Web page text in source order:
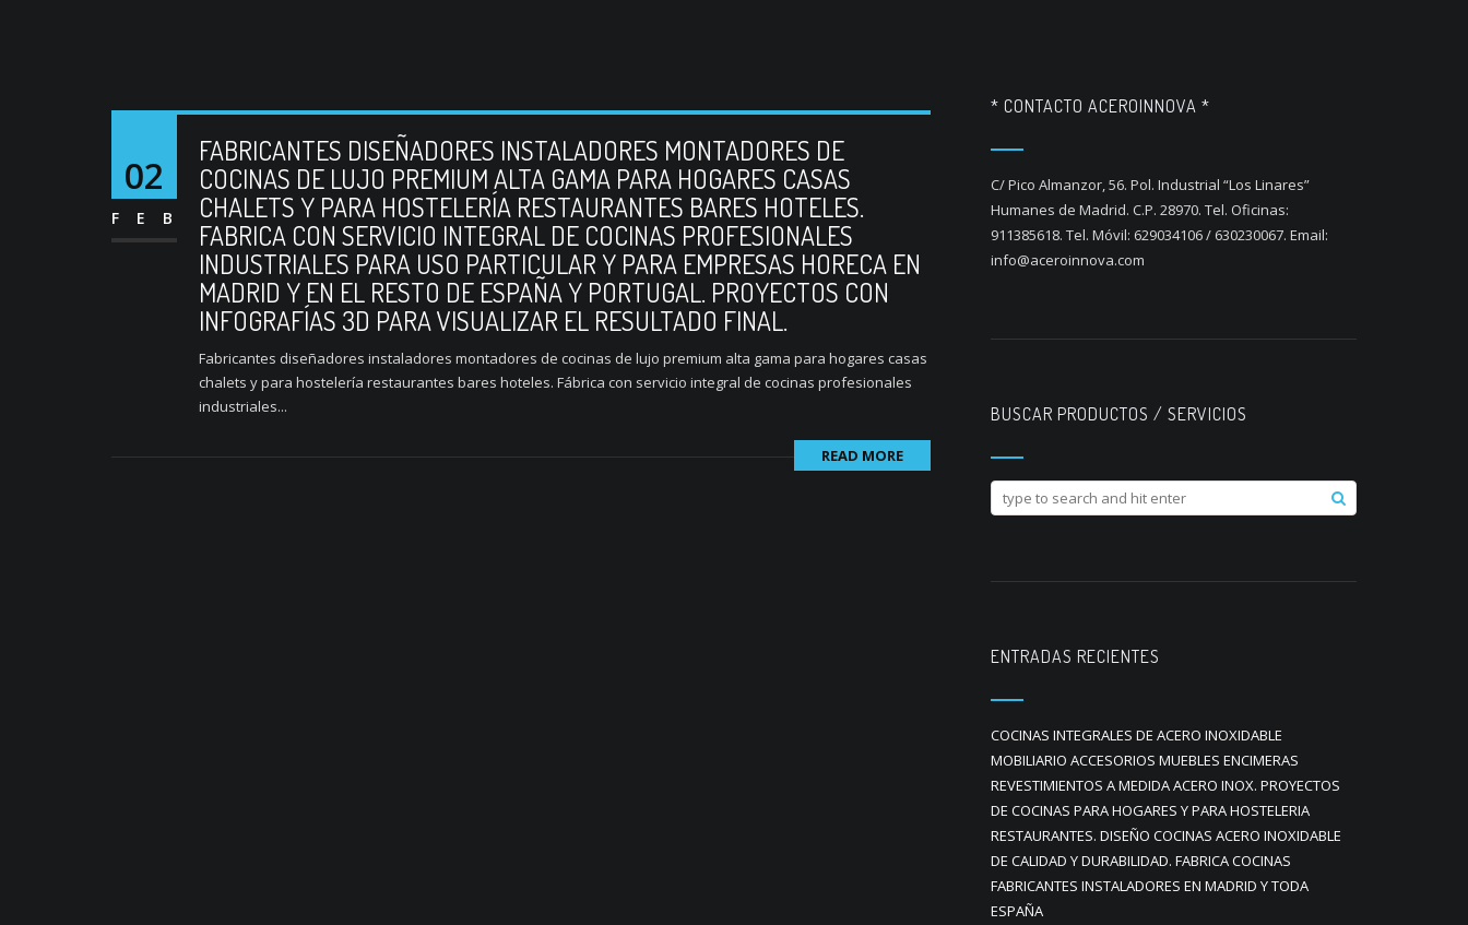
02
FEB
FABRICANTES DISEÑADORES INSTALADORES MONTADORES DE
COCINAS DE LUJO PREMIUM ALTA GAMA PARA HOGARES CASAS
CHALETS Y PARA HOSTELERÍA RESTAURANTES BARES HOTELES.
FABRICA CON SERVICIO INTEGRAL DE COCINAS PROFESIONALES
INDUSTRIALES PARA USO PARTICULAR Y PARA EMPRESAS HORECA EN
MADRID Y EN EL RESTO DE ESPAÑA Y PORTUGAL. PROYECTOS CON
INFOGRAFÍAS 3D PARA VISUALIZAR EL RESULTADO FINAL.
Fabricantes diseñadores instaladores montadores de cocinas de lujo premium alta gama para hogares casas
chalets y para hostelería restaurantes bares hoteles. Fábrica con servicio integral de cocinas profesionales
industriales...
READ MORE
* CONTACTO ACEROINNOVA *
C/ Pico Almanzor, 56. Pol. Industrial “Los Linares”
Humanes de Madrid. C.P. 28970. Tel. Oficinas:
911385618. Tel. Móvil: 629034106 / 630230067. Email:
info@aceroinnova.com
BUSCAR PRODUCTOS / SERVICIOS
ENTRADAS RECIENTES
COCINAS INTEGRALES DE ACERO INOXIDABLE
MOBILIARIO ACCESORIOS MUEBLES ENCIMERAS
REVESTIMIENTOS A MEDIDA ACERO INOX. PROYECTOS
DE COCINAS PARA HOGARES Y PARA HOSTELERIA
RESTAURANTES. DISEÑO COCINAS ACERO INOXIDABLE
DE CALIDAD Y DURABILIDAD. FABRICA COCINAS
FABRICANTES INSTALADORES EN MADRID Y TODA
ESPAÑA